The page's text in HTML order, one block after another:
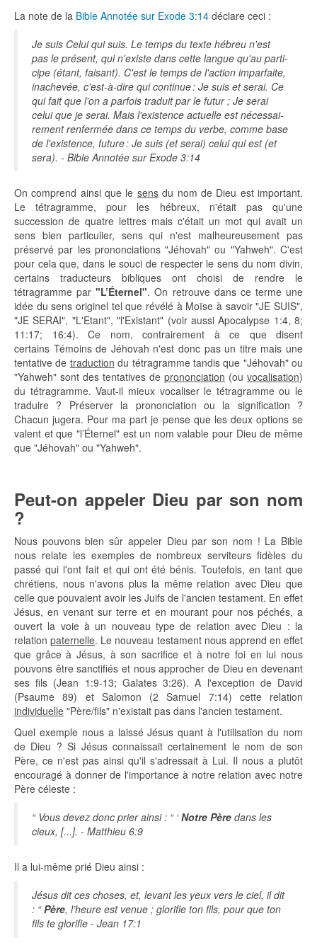
La note de la Bible Annotée sur Exode 3:14 déclare ceci :
Je suis Celui qui suis. Le temps du texte hé­breu n'est
pas le pré­sent, qui n'existe dans cette langue qu'au par­ti­
cipe (étant, faisant). C'est le temps de l'ac­tion im­par­faite,
in­ache­vée, c'est-à-dire qui conti­nue : Je suis et serai. Ce
qui fait que l'on a par­fois tra­duit par le fu­tur ; Je serai
celui que je serai. Mais l'exis­tence actuelle est né­ces­sai­
re­ment ren­fer­mée dans ce temps du verbe, comme base
de l'exis­tence, future : Je suis (et se­rai) ce­lui qui est (et
sera). - Bible Annotée sur Exode 3:14
On comprend ainsi que le sensdu nom de Dieu est important.
Le tétragramme, pour les hébreux, n'était pas qu'une
succession de quatre lettres mais c'était un mot qui avait un
sens bien particulier, sens qui n'est malheureusement pas
préservé par les prononciations "Jéhovah" ou "Yahweh". C'est
pour cela que, dans le souci de respecter le sens du nom divin,
certains traducteurs bibliques ont choisi de rendre le
tétragramme par"L’Éternel". On retrouve dans ce terme une
idée du sens originel tel que révélé à Moïse à savoir "JE SUIS",
"JE SERAI", "L'Etant", "l'Existant" (voir aussi Apocalypse 1:4, 8;
11:17; 16:4). Ce nom, contrairement à ce que disent
certains Témoins de Jéhovah n'est donc pas un titre mais une
tentative de traduction du tétragramme tandis que "Jéhovah" ou
"Yahweh" sont des tentatives de prononciation (ou vocalisation)
du tétragramme. Vaut-il mieux vocaliser le tétragramme ou le
traduire ? Préserver la prononciation ou la signification ?
Chacun jugera. Pour ma part je pense que les deux options se
valent et que "l’Éternel" est un nom valable pour Dieu de même
que "Jéhovah" ou "Yahweh".
Peut-on appeler Dieu par son nom
?
Nous pouvons bien sûr appeler Dieu par son nom ! La Bible
nous relate les exemples de nombreux serviteurs fidèles du
passé qui l'ont fait et qui ont été bénis. Toutefois, en tant que
chrétiens, nous n'avons plus la même relation avec Dieu que
celle que pouvaient avoir les Juifs de l'ancien testament. En effet
Jésus, en venant sur terre et en mourant pour nos péchés, a
ouvert la voie à un nouveau type de relation avec Dieu : la
relationpaternelle. Le nouveau testament nous apprend en effet
que grâce à Jésus, à son sacrifice et à notre foi en lui nous
pouvons être sanctifiés et nous approcher de Dieu en devenant
ses fils (Jean 1:9-13; Galates 3:26). A l'exception de David
(Psaume 89) et Salomon (2 Samuel 7:14) cette relation
individuelle "Père/fils" n'existait pas dans l'ancien testament.
Quel exemple nous a laissé Jésus quant à l'utilisation du nom
de Dieu ? Si Jésus connaissait certainement le nom de son
Père, ce n'est pas ainsi qu'il s'adressait à Lui. Il nous a plutôt
encouragé à donner de l'importance à notre relation avec notre
Père céleste :
“ Vous devez donc prier ainsi : “ ‘Notre Père dans les
cieux, [...]. - Matthieu 6:9
Il a lui-même prié Dieu ainsi :
Jésus dit ces choses, et, levant les yeux vers le ciel, il dit
: “Père, l’heure est venue ; glorifie ton fils, pour que ton
fils te glorifie - Jean 17:1